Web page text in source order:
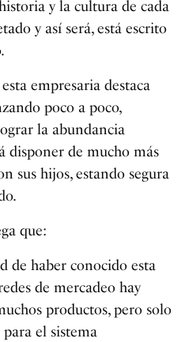
y la cultura de cada
y así será, está escrito
empresaria destaca
poco a poco,
la abundancia
disponer de mucho más
sus hijos, estando segura
que:
de haber conocido esta
de mercadeo hay
productos, pero solo
el sistema